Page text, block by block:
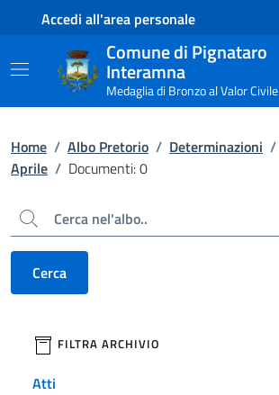
Contenuto principale
Piede di paginaAccedi all'area personale
Comune di Pignataro
Interamna
Medaglia di Bronzo al Valor Civile
Home / Albo Pretorio / Determinazioni /
Aprile / Documenti: 0
Cerca
Cerca
filtri da applicare
FILTRA ARCHIVIO
Atti